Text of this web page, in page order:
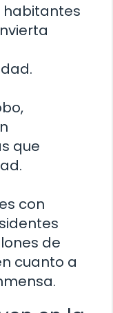
habitantes
que
con
de
cuanto a